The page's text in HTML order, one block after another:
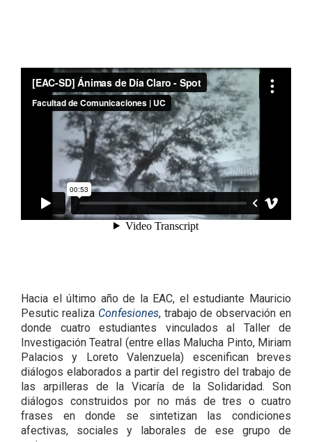
Hacia el último año de la EAC, el estudiante Mauricio
Pesutic realiza Confesiones, trabajo de observación en
donde cuatro estudiantes vinculados al Taller de
Investigación Teatral (entre ellas Malucha Pinto, Miriam
Palacios y Loreto Valenzuela) escenifican breves
diálogos elaborados a partir del registro del trabajo de
las arpilleras de la Vicaría de la Solidaridad. Son
diálogos construidos por no más de tres o cuatro
frases en donde se sintetizan las condiciones
afectivas, sociales y laborales de ese grupo de